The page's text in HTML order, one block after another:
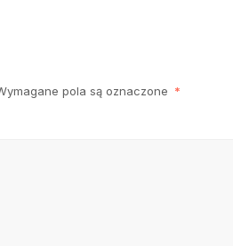
pola są oznaczone *